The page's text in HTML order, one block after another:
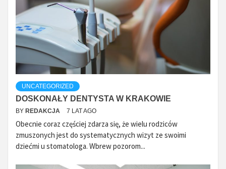
UNCATEGORIZED
DOSKONAŁY DENTYSTA W KRAKOWIE
BY REDAKCJA 7 LAT AGO
Obecnie coraz częściej zdarza się, że wielu rodziców
zmuszonych jest do systematycznych wizyt ze swoimi
dziećmi u stomatologa. Wbrew pozorom...